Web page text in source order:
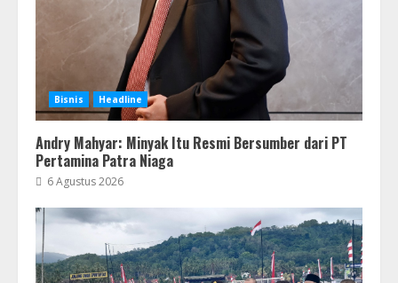
Bisnis Headline
Andry Mahyar: Minyak Itu Resmi Bersumber dari PT
Pertamina Patra Niaga
6 Agustus 2026